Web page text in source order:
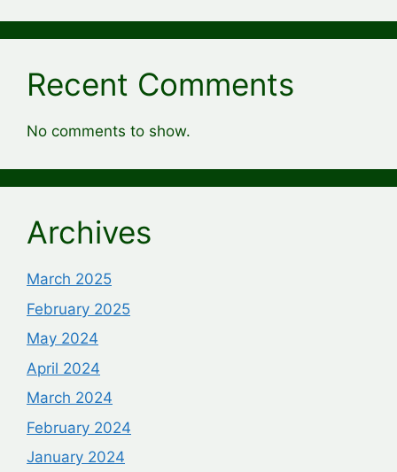
Recent Comments
No comments to show.
Archives
March 2025
February 2025
May 2024
April 2024
March 2024
February 2024
January 2024